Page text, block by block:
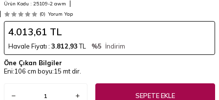
Ürün Kodu : 25109-2 awm
(0) Yorum Yap
4.013,61 TL
Havale Fiyatı : 3.812,93TL %5 İndirim
Öne Çıkan Bilgiler
Eni:106 cm boyu:15 mt dir.
SEPETE EKLE